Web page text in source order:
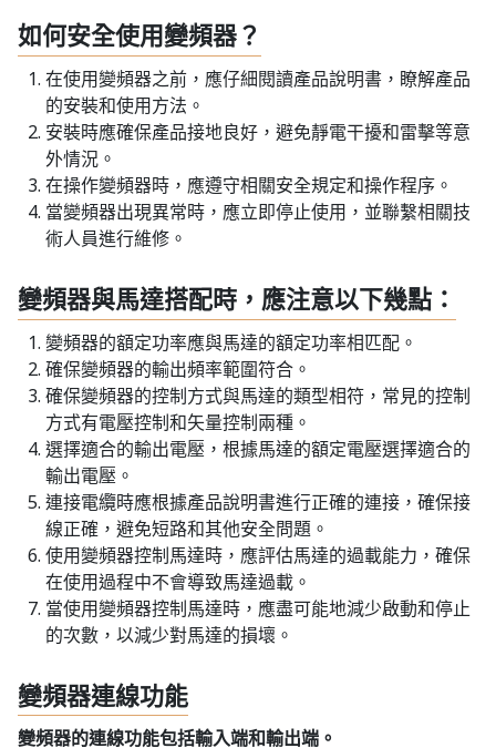
如何安全使用變頻器？
在使用變頻器之前，應仔細閱讀產品說明書，瞭解產品
的安裝和使用方法。
安裝時應確保產品接地良好，避免靜電干擾和雷擊等意
外情況。
在操作變頻器時，應遵守相關安全規定和操作程序。
當變頻器出現異常時，應立即停止使用，並聯繫相關技
術人員進行維修。
變頻器與馬達搭配時，應注意以下幾點：
變頻器的額定功率應與馬達的額定功率相匹配。
確保變頻器的輸出頻率範圍符合。
確保變頻器的控制方式與馬達的類型相符，常見的控制
方式有電壓控制和矢量控制兩種。
選擇適合的輸出電壓，根據馬達的額定電壓選擇適合的
輸出電壓。
連接電纜時應根據產品說明書進行正確的連接，確保接
線正確，避免短路和其他安全問題。
使用變頻器控制馬達時，應評估馬達的過載能力，確保
在使用過程中不會導致馬達過載。
當使用變頻器控制馬達時，應盡可能地減少啟動和停止
的次數，以減少對馬達的損壞。
變頻器連線功能
變頻器的連線功能包括輸入端和輸出端。